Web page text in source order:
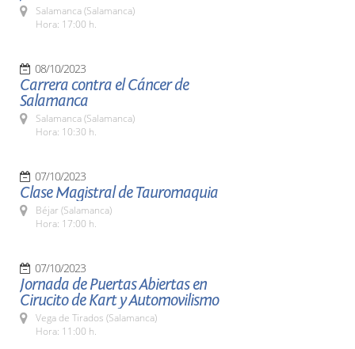
Salamanca (Salamanca)
Hora: 17:00 h.
08/10/2023
Carrera contra el Cáncer de
Salamanca
Salamanca (Salamanca)
Hora: 10:30 h.
07/10/2023
Clase Magistral de Tauromaquia
Béjar (Salamanca)
Hora: 17:00 h.
07/10/2023
Jornada de Puertas Abiertas en
Cirucito de Kart y Automovilismo
Vega de Tirados (Salamanca)
Hora: 11:00 h.